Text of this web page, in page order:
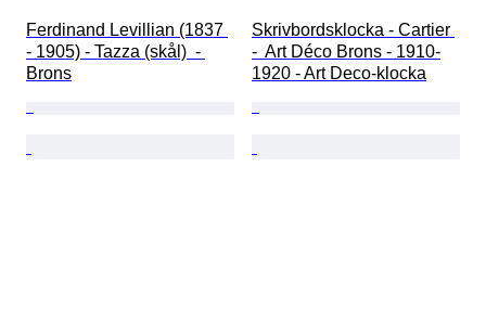
Ferdinand Levillian (1837
- 1905) - Tazza (skål)  -
Brons
Skrivbordsklocka - Cartier
-  Art Déco Brons - 1910-
1920 - Art Deco-klocka